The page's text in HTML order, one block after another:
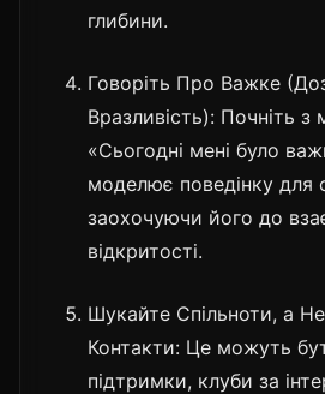
глибини.
Говоріть Про Важке
Вразливість): Почніть з
«Сьогодні мені було
моделює поведінку для
заохочуючи його до
відкритості.
Шукайте Спільноти, а
Контакти: Це можуть
підтримки, клуби за